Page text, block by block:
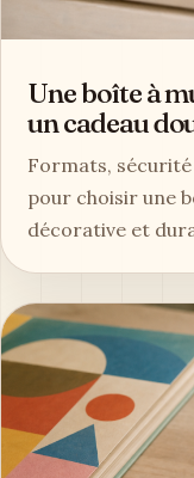
Une boîte à
un cadeau
Formats,
pour choisir une
décorative et